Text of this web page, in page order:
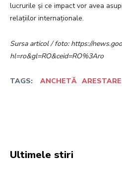
lucrurile și ce impact vor avea
relațiilor internaționale.
Sursa articol / foto: https://
hl=ro&gl=RO&ceid=RO%3Aro
TAGS: ANCHETĂ ARESTARE
Ultimele stiri